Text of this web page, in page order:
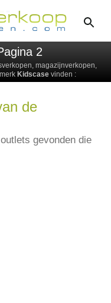
2
magazijnverkopen,
Kidscase vinden :
de
gevonden die